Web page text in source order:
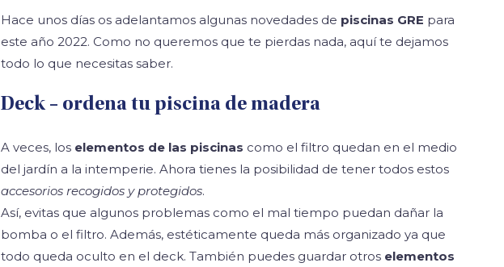
Hace unos días os adelantamos algunas novedades de piscinas GRE para
este año 2022. Como no queremos que te pierdas nada, aquí te dejamos
todo lo que necesitas saber.
Deck – ordena tu piscina de madera
A veces, los elementos de las piscinas como el filtro quedan en el medio
del jardín a la intemperie. Ahora tienes la posibilidad de tener todos estos
accesorios recogidos y protegidos.
Así, evitas que algunos problemas como el mal tiempo puedan dañar la
bomba o el filtro. Además, estéticamente queda más organizado ya que
todo queda oculto en el deck. También puedes guardar otros elementos